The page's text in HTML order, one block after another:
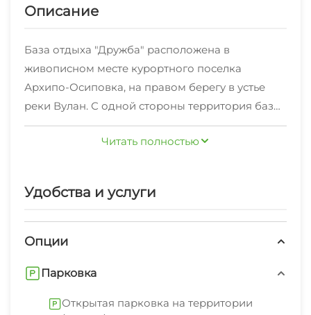
Описание
База отдыха "Дружба" расположена в
живописном месте курортного поселка
Архипо-Осиповка, на правом берегу в устье
реки Вулан. С одной стороны территория базы
граничит с рекой, с другой - горы, 3 сторона
выходит к пляжу. База отдыха "Дружба"
базы имеется небольшая спортивная
3х- и 4х-местных комнатах. Вода на базу
территории базы, в том числе душ с горячей
"Дружба" расположен центральный пляж
Читать полностью
Удобства и услуги
Опции
Парковка
Открытая парковка на территории